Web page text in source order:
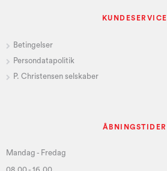
KUNDESERVICE
Betingelser
Persondatapolitik
P. Christensen selskaber
ÅBNINGSTIDER
Mandag - Fredag